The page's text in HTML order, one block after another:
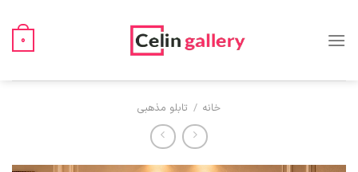
content
0
خانه / تابلو مذهبی